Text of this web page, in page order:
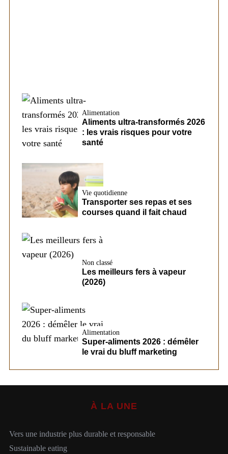
Alimentation
Aliments ultra-transformés 2026
: les vrais risques pour votre
santé
Vie quotidienne
Transporter ses repas et ses
courses quand il fait chaud
Non classé
Les meilleurs fers à vapeur
(2026)
Alimentation
Super-aliments 2026 : démêler
le vrai du bluff marketing
À LA UNE
Vers une industrie plus durable et responsable
Sustainable eating